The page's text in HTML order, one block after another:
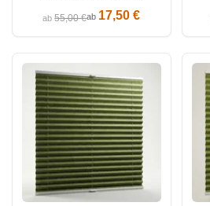
ab55,00 €ab 17,50 €